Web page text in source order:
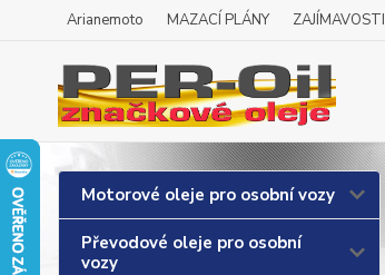
Arianemoto MAZACÍ PLÁNY ZAJÍMAVOSTI
Motorové oleje pro osobní vozy
Převodové oleje pro osobní
vozy